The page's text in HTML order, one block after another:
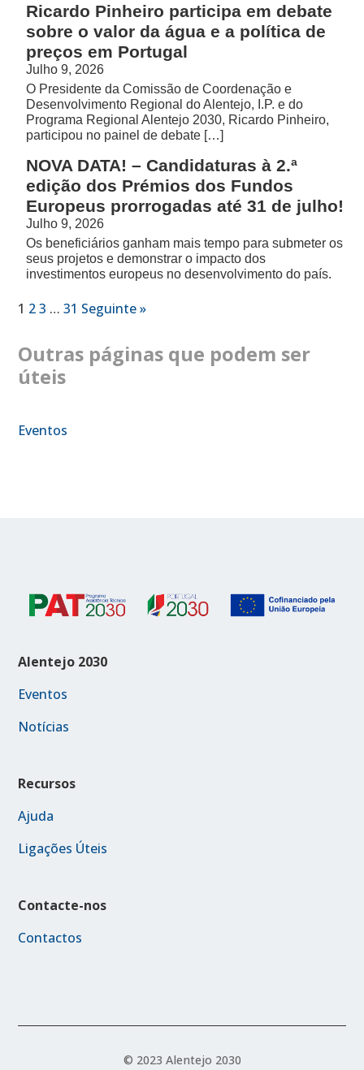
Ricardo Pinheiro participa em debate
sobre o valor da água e a política de
preços em Portugal
Julho 9, 2026
O Presidente da Comissão de Coordenação e
Desenvolvimento Regional do Alentejo, I.P. e do
Programa Regional Alentejo 2030, Ricardo Pinheiro,
participou no painel de debate […]
NOVA DATA! – Candidaturas à 2.ª
edição dos Prémios dos Fundos
Europeus prorrogadas até 31 de julho!
Julho 9, 2026
Os beneficiários ganham mais tempo para submeter os
seus projetos e demonstrar o impacto dos
investimentos europeus no desenvolvimento do país.
1 2 3 … 31 Seguinte »
Outras páginas que podem ser
úteis
Eventos
Alentejo 2030
Eventos
Notícias
Recursos
Ajuda
Ligações Úteis
Contacte-nos
Contactos
© 2023 Alentejo 2030